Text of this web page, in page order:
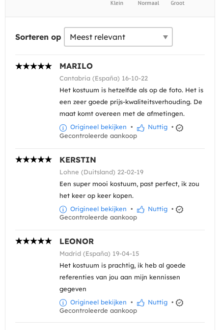
Sorteren op
MARILO
Cantabria (España) 16-10-22
Het kostuum is hetzelfde als op de foto. Het is
een zeer goede prijs-kwaliteitsverhouding. De
maat komt overeen met de afmetingen.
Origineel bekijken • Nuttig •
Gecontroleerde aankoop
KERSTIN
Lohne (Duitsland) 22-02-19
Een super mooi kostuum, past perfect, ik zou
het keer op keer kopen.
Origineel bekijken • Nuttig •
Gecontroleerde aankoop
LEONOR
Madrid (España) 19-04-15
Het kostuum is prachtig, ik heb al goede
referenties van jou aan mijn kennissen
gegeven
Origineel bekijken • Nuttig •
Gecontroleerde aankoop